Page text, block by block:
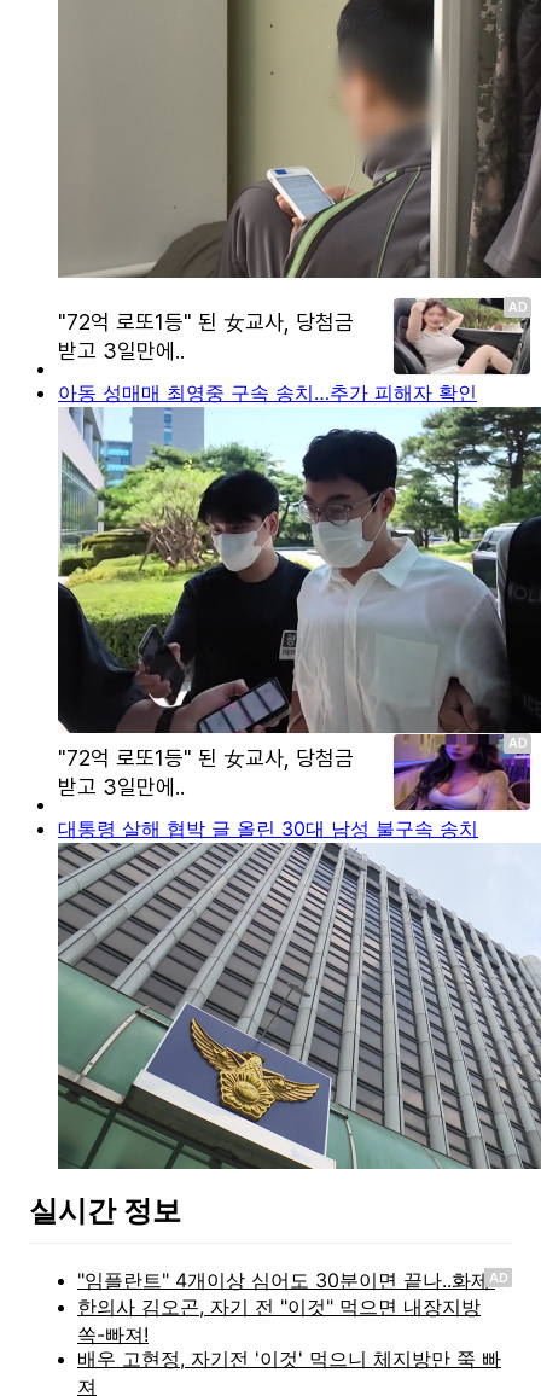
아동 성매매 최영중 구속 송치…추가 피해자 확인
대통령 살해 협박 글 올린 30대 남성 불구속 송치
실시간 정보
AD